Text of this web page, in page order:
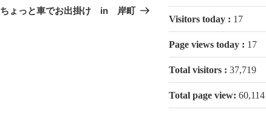
の
ちょっと車でお出掛け in 岸町
Visitors today : 17
Page views today : 17
Total visitors : 37,719
Total page view: 60,114